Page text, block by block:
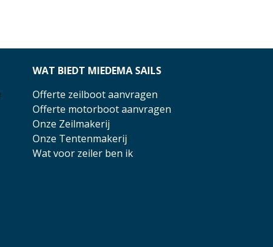
WAT BIEDT MIEDEMA SAILS
Offerte zeilboot aanvragen
Offerte motorboot aanvragen
Onze Zeilmakerij
Onze Tentenmakerij
Wat voor zeiler ben ik